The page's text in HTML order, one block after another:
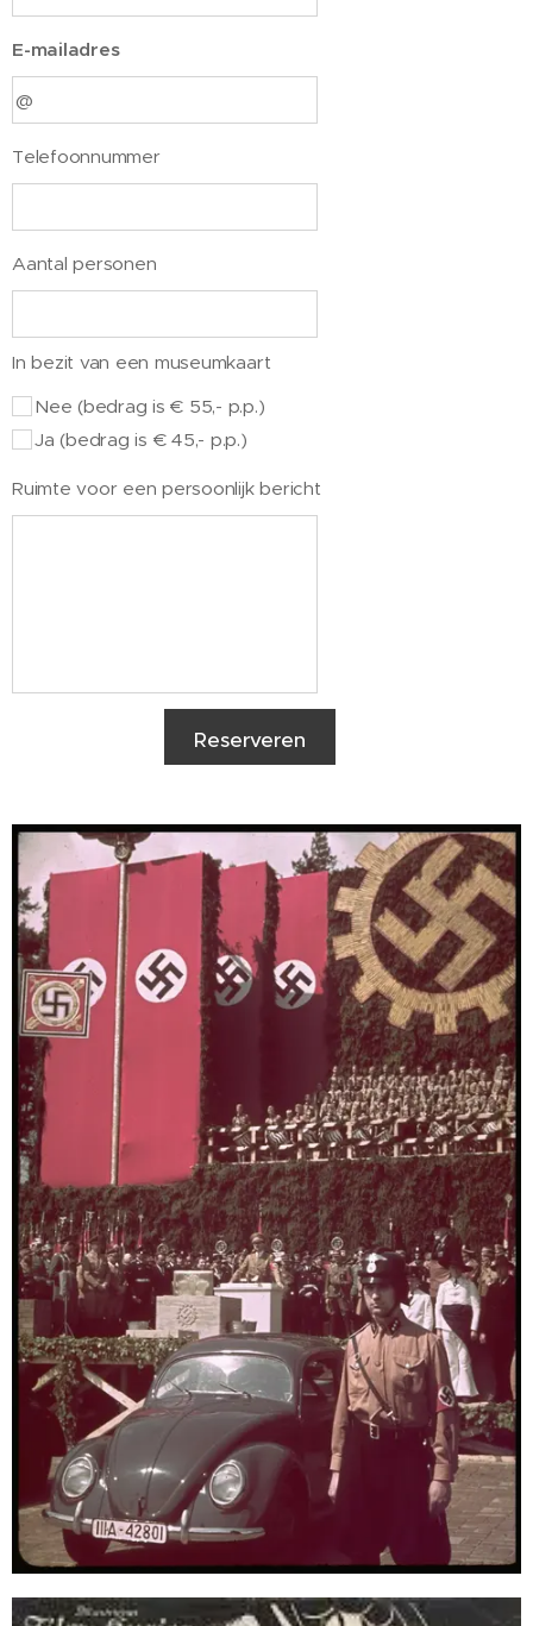
E-mailadres
Telefoonnummer
Aantal personen
In bezit van een museumkaart
Nee (bedrag is € 55,- p.p.)
Ja (bedrag is € 45,- p.p.)
Ruimte voor een persoonlijk bericht
Reserveren